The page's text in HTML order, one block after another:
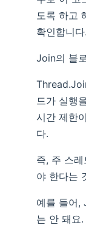
도록 하고
확인합니다.
Join의 블
드가 실행
시간 제한
다.
즉, 주 스
야 한다는
예를 들어,
는 안 돼요.